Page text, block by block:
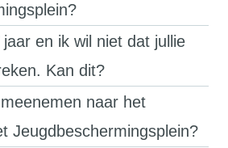
en ik wil niet dat jullie
Kan dit?
naar het
Jeugdbeschermingsplein?